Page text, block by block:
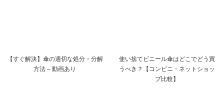
【すぐ解決】傘の適切な処分・分解
方法 – 動画あり
使い捨てビニール傘はどこでどう買
うべき？【コンビニ・ネットショッ
プ比較】